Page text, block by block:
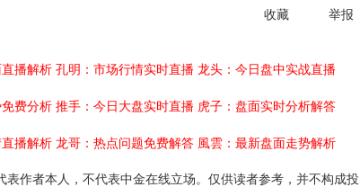
收藏 举报
播解析 孔明：市场行情实时直播 龙头：今日盘中实战直播
费分析 推手：今日大盘实时直播 虎子：盘面实时分析解答
播解析 龙哥：热点问题免费解答 風雲：最新盘面走势解析
作者本人，不代表中金在线立场。仅供读者参考，并不构成投